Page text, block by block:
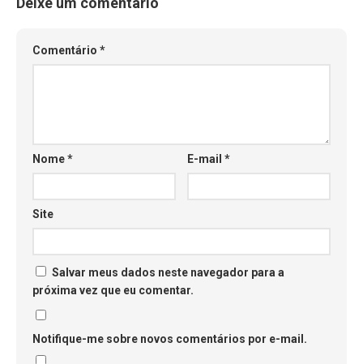
Comentário *
Nome* E-mail*
Site
Salvar meus dados neste navegador para a
próxima vez que eu comentar.
Notifique-me sobre novos comentários por e-mail.